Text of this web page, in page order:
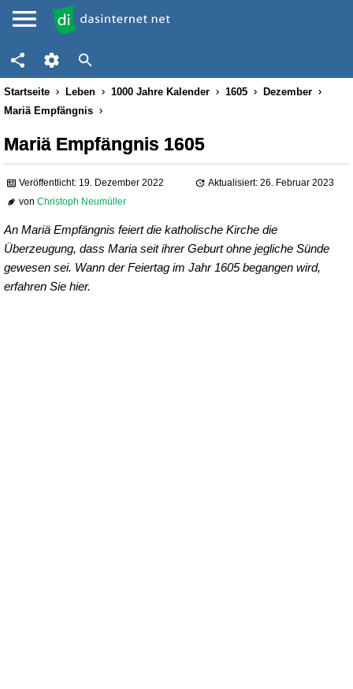
Startseite Leben 1000 Jahre Kalender 1605
Dezember
Mariä Empfängnis
Mariä Empfängnis 1605
Veröffentlicht: 19. Dezember 2022
Aktualisiert: 26. Februar 2023
vonChristoph Neumüller
An Mariä Empfängnis feiert die katholische Kirche die
Überzeugung, dass Maria seit ihrer Geburt ohne jegliche Sünde
gewesen sei. Wann der Feiertag im Jahr 1605 begangen wird,
erfahren Sie hier.